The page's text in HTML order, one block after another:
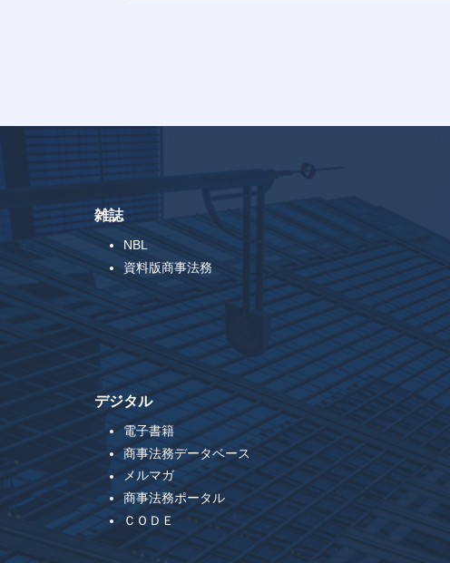
雑誌
NBL
資料版商事法務
デジタル
電子書籍
商事法務データベース
メルマガ
商事法務ポータル
ＣＯＤＥ